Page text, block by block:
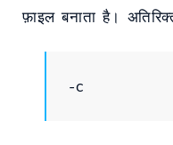
फ़ाइल बनाता है।
-c